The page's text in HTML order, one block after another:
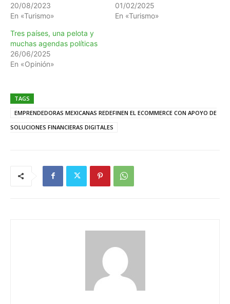
20/08/2023
En «Turismo»
01/02/2025
En «Turismo»
Tres países, una pelota y
muchas agendas políticas
26/06/2025
En «Opinión»
TAGS
EMPRENDEDORAS MEXICANAS REDEFINEN EL ECOMMERCE CON APOYO DE
SOLUCIONES FINANCIERAS DIGITALES